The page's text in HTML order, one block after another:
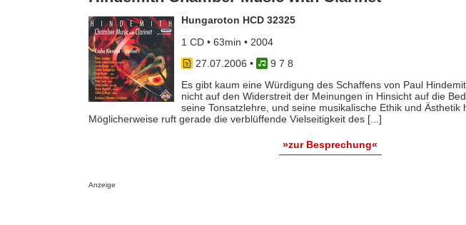
Hungaroton HCD 32325
1 CD • 63min • 2004
27.07.2006 •
9 7 8
Es gibt kaum eine Würdigung des Schaffens von Paul
nicht auf den Widerstreit der Meinungen in Hinsicht auf die
seine Tonsatzlehre, und seine musikalische Ethik und Ästhetik
Möglicherweise ruft gerade die verblüffende Vielseitigkeit des [...]
»zur Besprechung«
Anzeige